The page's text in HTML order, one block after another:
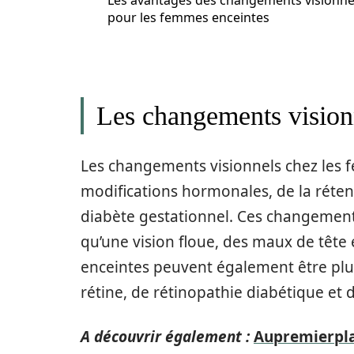
pour les femmes enceintes
Les changements
Les changements visionnels chez
modifications hormonales, de la
diabète gestationnel. Ces
qu’une vision floue, des maux de
enceintes peuvent également être
rétine, de rétinopathie diabétique et
A découvrir également :